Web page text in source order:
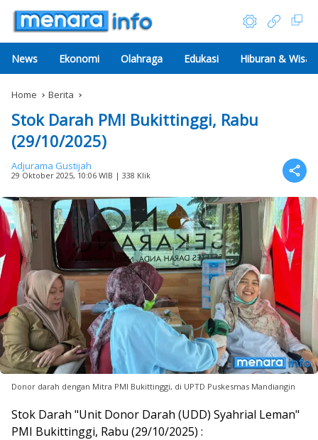
News Ekonomi Olahraga Edukasi Hiburan &
Home Berita
Stok Darah PMI Bukittinggi, Rabu
(29/10/2025)
Adjurama Gustijah
29 Oktober 2025, 10:06 WIB | 338 Klik
Donor darah dengan Mitra PMI Bukittinggi, di UPTD Puskesmas Mandiangin
Stok Darah "Unit Donor Darah (UDD) Syahrial Leman"
PMI Bukittinggi, Rabu (29/10/2025) :